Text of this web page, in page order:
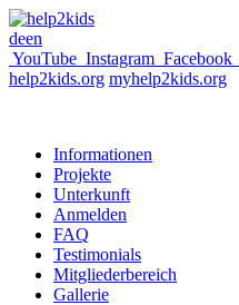
deen
YouTube Instagram Facebook
help2kids.org myhelp2kids.org
Informationen
Projekte
Unterkunft
Anmelden
FAQ
Testimonials
Mitgliederbereich
Gallerie